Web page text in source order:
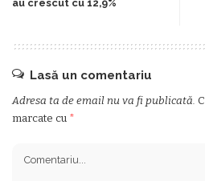
au crescut cu 12,9%
Lasă un comentariu
Adresa ta de email nu va fi publicată.
marcate cu *